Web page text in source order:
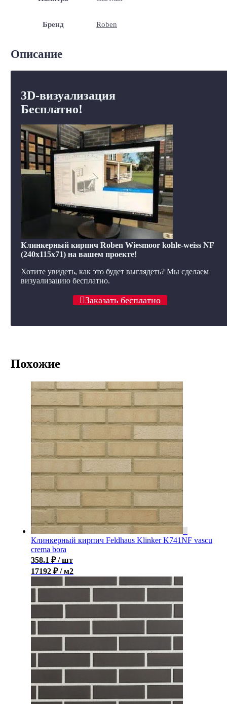
Бренд Roben
Описание
3D-визуализация
Бесплатно!
Клинкерный кирпич Roben Wiesmoor kohle-weiss NF
(240x115x71) на вашем проекте!
Хотите увидеть, как это будет выглядеть? Мы сделаем
визуализацию бесплатно.
Заказать бесплатно
Похожие
Клинкерный кирпич Feldhaus Klinker K741NF vascu
crema bora
358.1 ₽ / шт
17192 ₽ / м2